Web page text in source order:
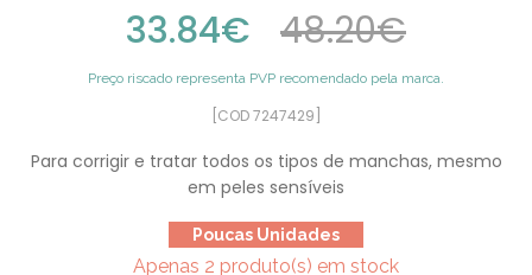
33.84€ 48.20€
Preço riscado representa PVP recomendado pela marca.
[COD 7247429]
Para corrigir e tratar todos os tipos de manchas, mesmo
em peles sensíveis
Poucas Unidades
Apenas 2 produto(s) em stock